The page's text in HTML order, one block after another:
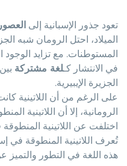
تعود جذور الإسبانية إلى
الميلاد، احتل الرومان شبه
المستوطنات. مع تزايد الوجود
في الانتشار كـلغة مشتركةبين
الجزيرة الإيبيرية.
على الرغم من أن اللاتينية
الرومانية، إلا أن اللاتينية
اختلفت عن اللاتينية
تُعرف اللاتينية المنطوقة في
هذه اللغة في التطور والتميز عن